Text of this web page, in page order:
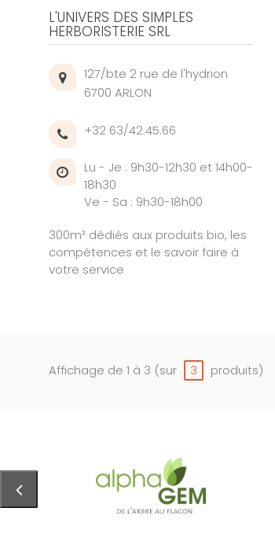
L'UNIVERS DES SIMPLES
HERBORISTERIE SRL
127/bte 2 rue de l'hydrion
6700 ARLON
+32 63/42.45.66
Lu - Je : 9h30-12h30 et 14h00-
18h30
Ve - Sa : 9h30-18h00
300m² dédiés aux produits bio, les
compétences et le savoir faire à
votre service
Affichage de 1 à 3 (sur 3 produits)